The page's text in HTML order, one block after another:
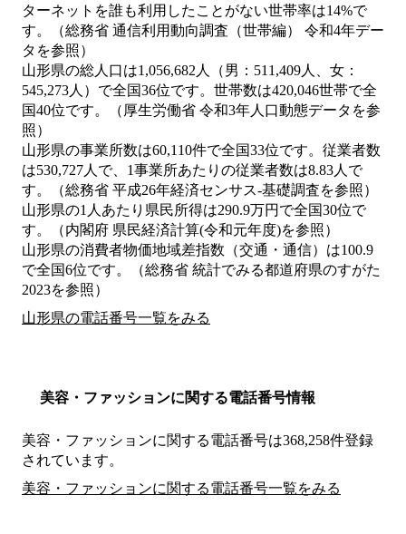
ターネットを誰も利用したことがない世帯率は14%で
す。（総務省 通信利用動向調査（世帯編） 令和4年デー
タを参照）
山形県の総人口は1,056,682人（男：511,409人、女：
545,273人）で全国36位です。世帯数は420,046世帯で全
国40位です。（厚生労働省 令和3年人口動態データを参
照）
山形県の事業所数は60,110件で全国33位です。従業者数
は530,727人で、1事業所あたりの従業者数は8.83人で
す。（総務省 平成26年経済センサス‐基礎調査を参照）
山形県の1人あたり県民所得は290.9万円で全国30位で
す。（内閣府 県民経済計算(令和元年度)を参照）
山形県の消費者物価地域差指数（交通・通信）は100.9
で全国6位です。（総務省 統計でみる都道府県のすがた
2023を参照）
山形県の電話番号一覧をみる
美容・ファッションに関する電話番号情報
美容・ファッションに関する電話番号は368,258件登録
されています。
美容・ファッションに関する電話番号一覧をみる